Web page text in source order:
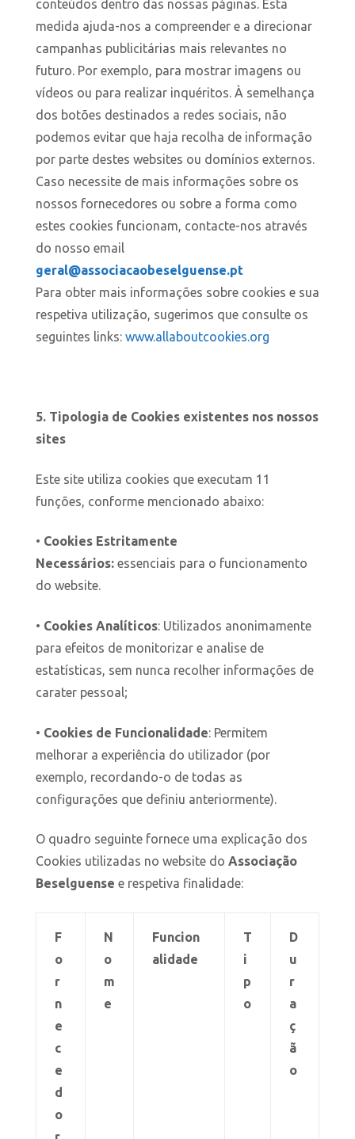
conteúdos dentro das nossas páginas. Esta
medida ajuda-nos a compreender e a direcionar
campanhas publicitárias mais relevantes no
futuro. Por exemplo, para mostrar imagens ou
vídeos ou para realizar inquéritos. À semelhança
dos botões destinados a redes sociais, não
podemos evitar que haja recolha de informação
por parte destes websites ou domínios externos.
Caso necessite de mais informações sobre os
nossos fornecedores ou sobre a forma como
estes cookies funcionam, contacte-nos através
do nosso email
geral@associacaobeselguense.pt
Para obter mais informações sobre cookies e sua
respetiva utilização, sugerimos que consulte os
seguintes links: www.allaboutcookies.org
5. Tipologia de Cookies existentes nos nossos
sites
Este site utiliza cookies que executam 11
funções, conforme mencionado abaixo:
• Cookies Estritamente
Necessários: essenciais para o funcionamento
do website.
• Cookies Analíticos: Utilizados anonimamente
para efeitos de monitorizar e analise de
estatísticas, sem nunca recolher informações de
carater pessoal;
• Cookies de Funcionalidade: Permitem
melhorar a experiência do utilizador (por
exemplo, recordando-o de todas as
configurações que definiu anteriormente).
O quadro seguinte fornece uma explicação dos
Cookies utilizadas no website do Associação
Beselguense e respetiva finalidade:
F
o
r
n
e
c
e
d
o
N
o
m
e
Funcion
alidade
T
i
p
o
D
u
r
a
ç
ã
o